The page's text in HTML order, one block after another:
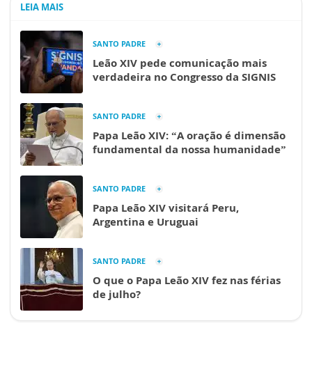
LEIA MAIS
SANTO PADRE
Leão XIV pede comunicação mais
verdadeira no Congresso da SIGNIS
SANTO PADRE
Papa Leão XIV: “A oração é dimensão
fundamental da nossa humanidade”
SANTO PADRE
Papa Leão XIV visitará Peru,
Argentina e Uruguai
SANTO PADRE
O que o Papa Leão XIV fez nas férias
de julho?